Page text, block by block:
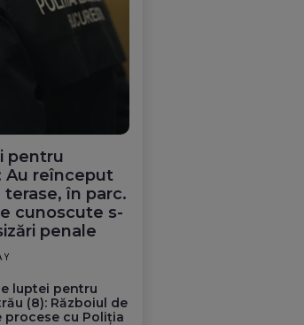
pentru
Au reînceput
în parc.
cunoscute s-
penale
luptei pentru
(8): Războiul de
procese cu Poliția